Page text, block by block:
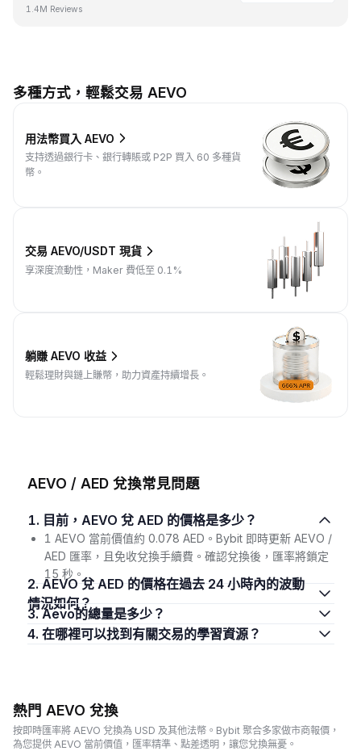
1.4M Reviews
多種方式，輕鬆交易 AEVO
用法幣買入 AEVO
支持透過銀行卡、銀行轉賬或 P2P 買入 60 多種貨
幣。
交易 AEVO/USDT 現貨
享深度流動性，Maker 費低至 0.1%
躺賺 AEVO 收益
輕鬆理財與鏈上賺幣，助力資產持續增長。
AEVO / AED 兌換常見問題
1. 目前，AEVO 兌 AED 的價格是多少？
1 AEVO 當前價值約 0.078 AED。Bybit 即時更新 AEVO /
AED 匯率，且免收兌換手續費。確認兌換後，匯率將鎖定
15 秒。
2. AEVO 兌 AED 的價格在過去 24 小時內的波動
情況如何？
3. Aevo的總量是多少？
4. 在哪裡可以找到有關交易的學習資源？
熱門 AEVO 兌換
按即時匯率將 AEVO 兌換為 USD 及其他法幣。Bybit 聚合多家做市商報價，
為您提供 AEVO 當前價值，匯率精準、點差透明，讓您兌換無憂。